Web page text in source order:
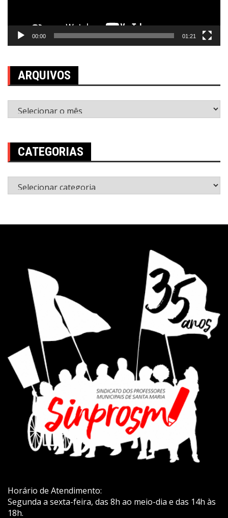
00:00 01:21
ARQUIVOS
Arquivos
CATEGORIAS
Categorias
Horário de Atendimento:
Segunda a sexta-feira, das 8h ao meio-dia e das 14h às
18h.